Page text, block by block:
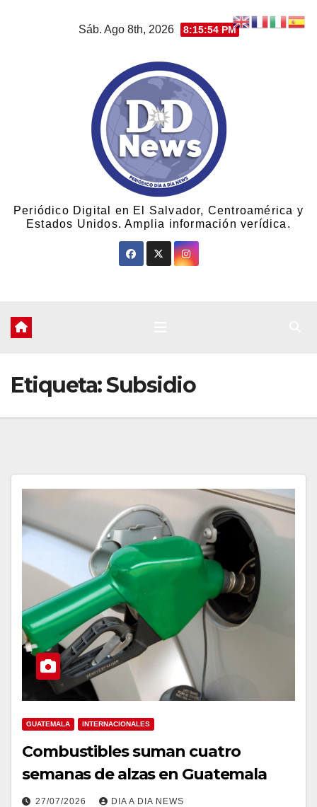
Sáb. Ago 8th, 2026 8:15:55 PM
Periódico Digital en El Salvador, Centroamérica y
Estados Unidos. Amplia información verídica.
Etiqueta:Subsidio
GUATEMALA INTERNACIONALES
Combustibles suman cuatro
semanas de alzas en Guatemala
27/07/2026 DIA A DIA NEWS